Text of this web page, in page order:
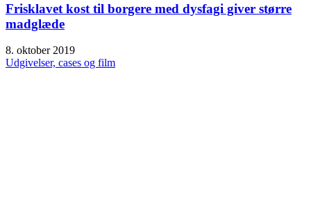
Frisklavet kost til borgere med dysfagi giver større
madglæde
8. oktober 2019
Udgivelser, cases og film